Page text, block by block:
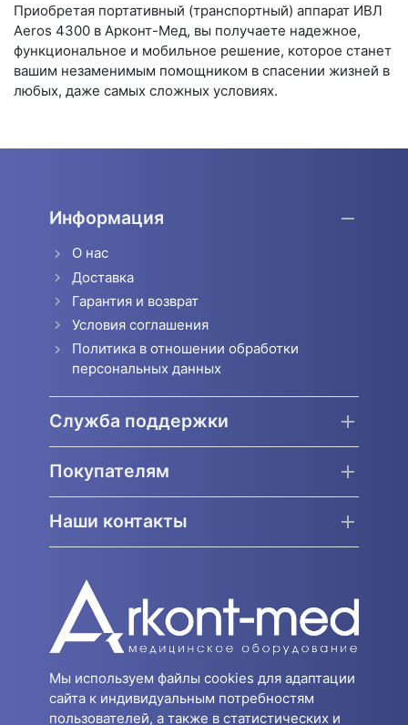
Приобретая портативный (транспортный) аппарат ИВЛ
Aeros 4300 в Арконт-Мед, вы получаете надежное,
функциональное и мобильное решение, которое станет
вашим незаменимым помощником в спасении жизней в
любых, даже самых сложных условиях.
Информация
О нас
Доставка
Гарантия и возврат
Условия соглашения
Политика в отношении обработки
персональных данных
Служба поддержки
Покупателям
Наши контакты
Мы используем файлы cookies для адаптации
сайта к индивидуальным потребностям
пользователей, а также в статистических и